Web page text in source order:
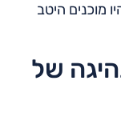
מוכנים היטב
של